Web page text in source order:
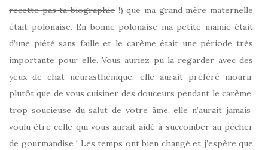
recette pas ta biographie !) que ma grand mère maternelle
était polonaise. En bonne polonaise ma petite mamie était
d’une piété sans faille et le carême était une période très
importante pour elle. Vous auriez pu la regarder avec des
yeux de chat neurasthénique, elle aurait préféré mourir
plutôt que de vous cuisiner des douceurs pendant le carême,
trop soucieuse du salut de votre âme, elle n’aurait jamais
voulu être celle qui vous aurait aidé à succomber au pécher
de gourmandise ! Les temps ont bien changé et j’espère que